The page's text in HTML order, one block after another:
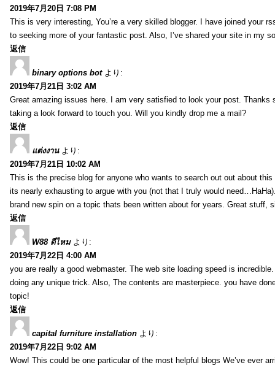
2019年7月20日 7:08 PM
This is very interesting, You’re a very skilled blogger. I have joined your
to seeking more of your fantastic post. Also, I’ve shared your site in my
返信
binary options bot より:
2019年7月21日 3:02 AM
Great amazing issues here. I am very satisfied to look your post. Thanks
taking a look forward to touch you. Will you kindly drop me a mail?
返信
แต่งงาน より:
2019年7月21日 10:02 AM
This is the precise blog for anyone who wants to search out out about
its nearly exhausting to argue with you (not that I truly would
brand new spin on a topic thats been written about for years. Great stuff,
返信
W88 ดีไหม より:
2019年7月22日 4:00 AM
you are really a good webmaster. The web site loading speed is
doing any unique trick. Also, The contents are masterpiece. you have
topic!
返信
capital furniture installation より:
2019年7月22日 9:02 AM
Wow! This could be one particular of the most helpful blogs We’ve ever